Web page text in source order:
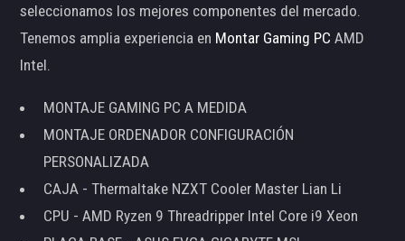
seleccionamos los mejores componentes del mercado.
Tenemos amplia experiencia en Montar Gaming PC AMD
Intel.
MONTAJE GAMING PC A MEDIDA
MONTAJE ORDENADOR CONFIGURACIÓN
PERSONALIZADA
CAJA - Thermaltake NZXT Cooler Master Lian Li
CPU - AMD Ryzen 9 Threadripper Intel Core i9 Xeon